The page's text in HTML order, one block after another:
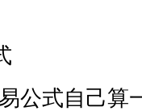
公式自己算